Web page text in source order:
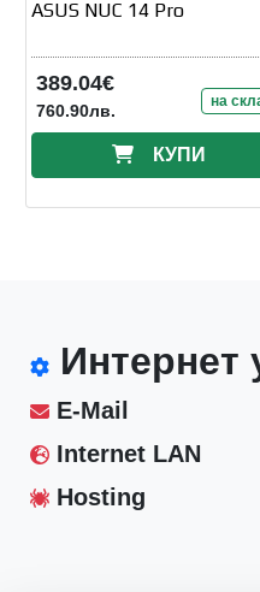
ASUS NUC 14 Pro
389.04€
760.90лв. на
КУПИ
Интернет
E-Mail
Internet LAN
Hosting